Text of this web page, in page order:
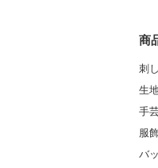
商
刺
生
手
服
バ